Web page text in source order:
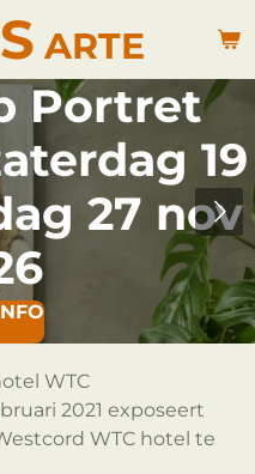
ARTE
Portret
19
27 nov
WTC
2021 exposeert
WTC hotel te